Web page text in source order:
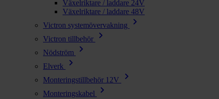
Växelriktare / laddare 24V
Växelriktare / laddare 48V
Victron systemövervakning
chevron_right
Victron tillbehör chevron_right
Nödström chevron_right
Elverk chevron_right
Monteringstillbehör 12V chevron_right
Monteringskabel chevron_right